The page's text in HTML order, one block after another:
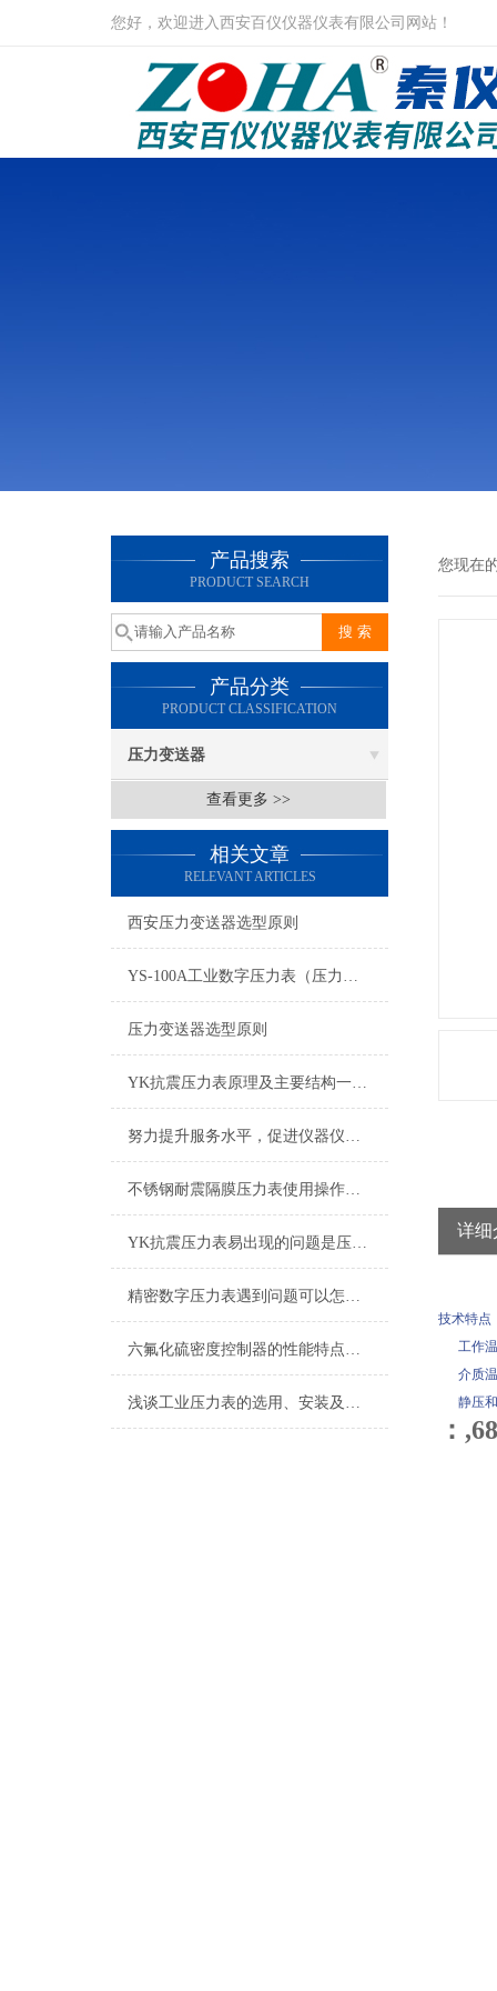
您好，欢迎进入西安百仪仪器仪表有限公司网站！
产品搜索
PRODUCT SEARCH
产品分类
PRODUCT CLASSIFICATION
压力变送器
查看更多 >>
相关文章
RELEVANT ARTICLES
西安压力变送器选型原则
YS-100A工业数字压力表（压力变送器）
压力变送器选型原则
YK抗震压力表原理及主要结构一览，必看
努力提升服务水平，促进仪器仪表行业持续发展
不锈钢耐震隔膜压力表使用操作工作环境
YK抗震压力表易出现的问题是压力指示不准
精密数字压力表遇到问题可以怎么样处理
六氟化硫密度控制器的性能特点与操作维护方式
浅谈工业压力表的选用、安装及使用注意事项
您现在
详细
技术特点
工作
介质
静压
：